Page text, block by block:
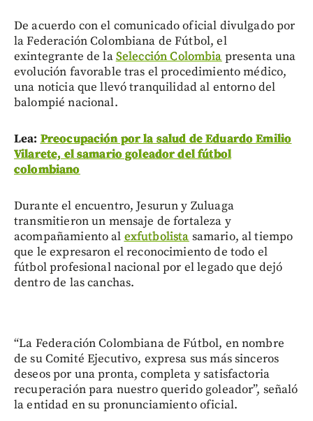
De acuerdo con el comunicado oficial divulgado por
la Federación Colombiana de Fútbol, el
exintegrante de laSelección Colombia presenta una
evolución favorable tras el procedimiento médico,
una noticia que llevó tranquilidad al entorno del
balompié nacional.
Lea: Preocupación por la salud de Eduardo Emilio
Vilarete, el samario goleador del fútbol
colombiano
Durante el encuentro, Jesurun y Zuluaga
transmitieron un mensaje de fortaleza y
acompañamiento al exfutbolista samario, al tiempo
que le expresaron el reconocimiento de todo el
fútbol profesional nacional por el legado que dejó
dentro de las canchas.
“La Federación Colombiana de Fútbol, en nombre
de su Comité Ejecutivo, expresa sus más sinceros
deseos por una pronta, completa y satisfactoria
recuperación para nuestro querido goleador”, señaló
la entidad en su pronunciamiento oficial.